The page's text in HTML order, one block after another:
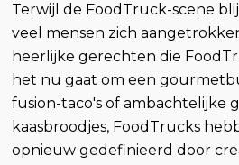
Terwijl de FoodTruck-scene
veel mensen zich
heerlijke gerechten die
het nu gaat om een
fusion-taco's of ambachtelijke
kaasbroodjes, FoodTrucks
opnieuw gedefinieerd door